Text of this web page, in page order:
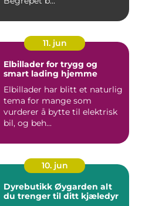
11. jun
Elbillader for trygg og
smart lading hjemme
Elbillader har blitt et naturlig
tema for mange som
vurderer å bytte til elektrisk
bil, og beh...
10. jun
Dyrebutikk Øygarden alt
du trenger til ditt kjæledyr